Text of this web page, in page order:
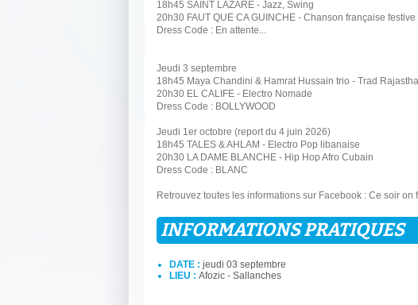
18h45 SAINT LAZARE - Jazz, Swing
20h30 FAUT QUE CA GUINCHE - Chanson française festive
Dress Code : En attente...
Jeudi 3 septembre
18h45 Maya Chandini & Hamrat Hussain trio - Trad
20h30 EL CALIFE - Electro Nomade
Dress Code : BOLLYWOOD
Jeudi 1er octobre (report du 4 juin 2026)
18h45 TALES & AHLAM - Electro Pop libanaise
20h30 LA DAME BLANCHE - Hip Hop Afro Cubain
Dress Code : BLANC
Retrouvez toutes les informations sur Facebook : Ce soir on
INFORMATIONS PRATIQUES
DATE : jeudi 03 septembre
LIEU : Afozic - Sallanches